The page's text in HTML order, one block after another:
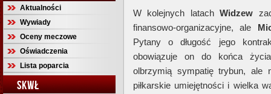
Aktualności
Wywiady
Oceny meczowe
Oświadczenia
Lista poparcia
SKWŁ
W kolejnych latachWidzew
finansowo-organizacyjne, ale
Pytany o długość jego
obowiązuje on do końca
olbrzymią sympatię trybun,
piłkarskie umiejętności i wielka